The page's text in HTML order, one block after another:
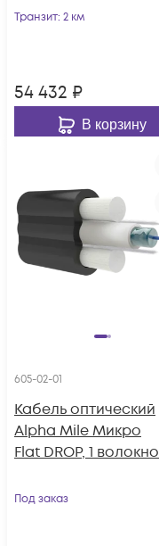
Транзит: 2 км
54 432 ₽
В корзину
605-02-01
Кабель оптический
Alpha Mile Микро
Flat DROP, 1 волокно
Под заказ